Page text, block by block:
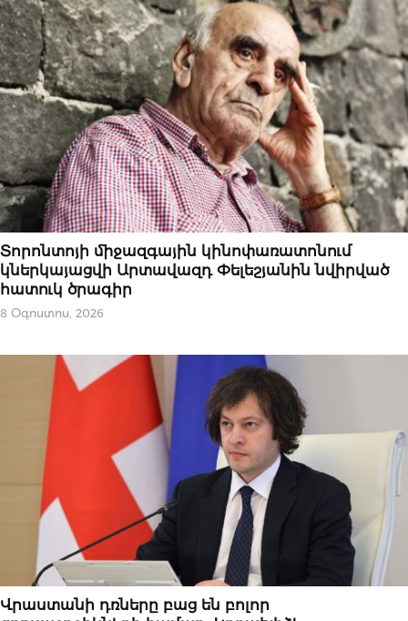
ԱԶԳԱՅԻՆ
Տորոնտոյի միջազգային կինոփառատոնում
կներկայացվի Արտավազդ Փելեշյանին նվիրված
հատուկ ծրագիր
8 Օգոստոս, 2026
ՆՈՐՈՒԹՅՈՒՆՆԵՐ
Վրաստանի դռները բաց են բոլոր